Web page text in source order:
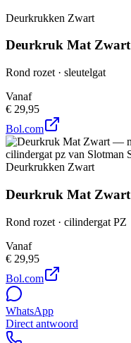
Deurkrukken Zwart
Deurkruk Mat Zwart
Rond rozet · sleutelgat
Vanaf
€ 29,95
Bol.com
Deurkrukken Zwart
Deurkruk Mat Zwart
Rond rozet · cilindergat PZ
Vanaf
€ 29,95
Bol.com
WhatsApp
Direct antwoord